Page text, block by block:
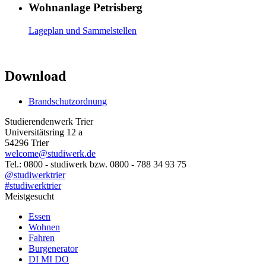
Wohnanlage Petrisberg
Lageplan und Sammelstellen
Download
Brandschutzordnung
Studierendenwerk Trier
Universitätsring 12 a
54296 Trier
welcome@studiwerk.de
Tel.: 0800 - studiwerk bzw. 0800 - 788 34 93 75
@studiwerktrier
#studiwerktrier
Meistgesucht
Essen
Wohnen
Fahren
Burgenerator
DI MI DO